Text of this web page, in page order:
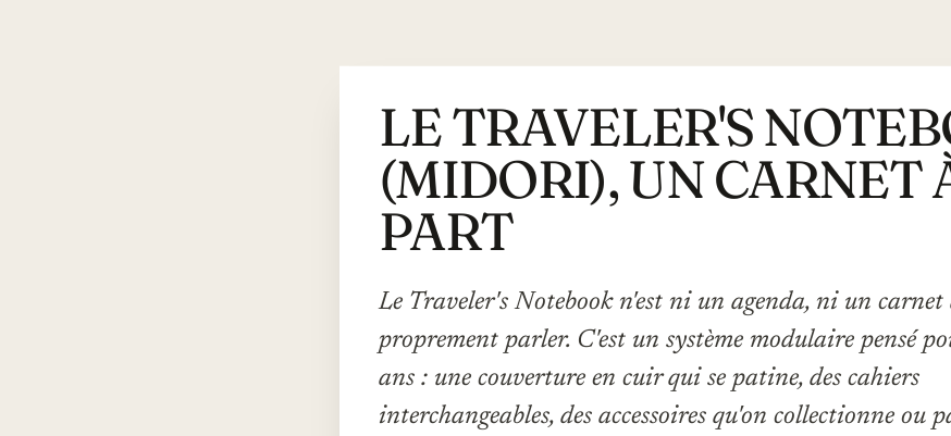
LE TRAVELER'S
(MIDORI), UN CARNET
PART
Le Traveler's Notebook n'est ni un agenda, ni un carnet
proprement parler. C'est un système modulaire pensé
ans : une couverture en cuir qui se patine, des cahiers
interchangeables, des accessoires qu'on collectionne ou